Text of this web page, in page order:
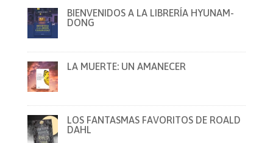
BIENVENIDOS A LA LIBRERÍA HYUNAM-
DONG
LA MUERTE: UN AMANECER
LOS FANTASMAS FAVORITOS DE ROALD
DAHL